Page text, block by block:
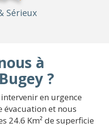
Sérieux
à
?
en urgence
évacuation et nous
24.6 Km² de superficie